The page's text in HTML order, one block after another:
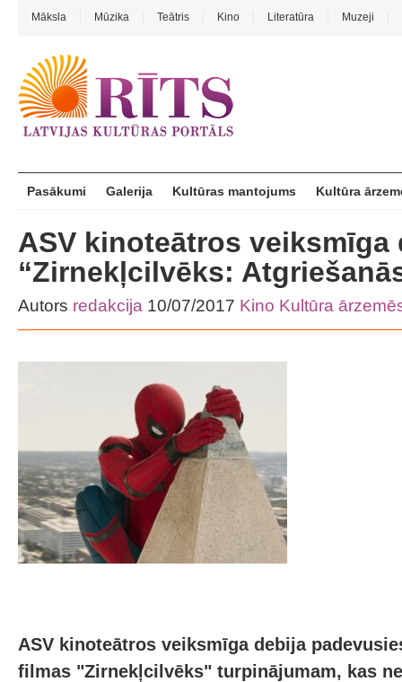
Māksla Mūzika Teātris Kino Literatūra Muzeji
Pasākumi Galerija Kultūras mantojums Kultūra
ASV kinoteātros veiksmīga
“Zirnekļcilvēks:
Autors redakcija 10/07/2017 Kino Kultūra
ASV kinoteātros veiksmīga debija
filmas "Zirnekļcilvēks" turpinājumam, kas